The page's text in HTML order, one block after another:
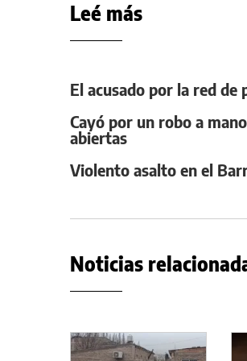
Leé más
El acusado por la red
Cayó por un robo a
abiertas
Violento asalto en el
Noticias